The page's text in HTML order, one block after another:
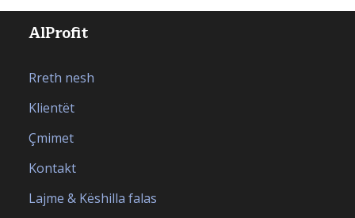
AlProfit
Rreth nesh
Klientët
Çmimet
Kontakt
Lajme & Këshilla falas